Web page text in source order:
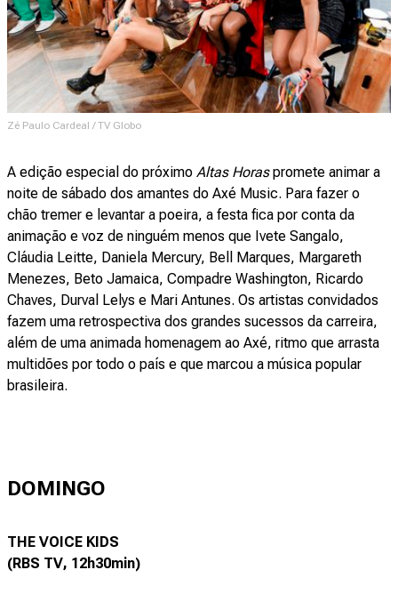
Zé Paulo Cardeal / TV Globo
A edição especial do próximo Altas Horaspromete animar a
noite de sábado dos amantes do Axé Music. Para fazer o
chão tremer e levantar a poeira, a festa fica por conta da
animação e voz de ninguém menos que Ivete Sangalo,
Cláudia Leitte, Daniela Mercury, Bell Marques, Margareth
Menezes, Beto Jamaica, Compadre Washington, Ricardo
Chaves, Durval Lelys e Mari Antunes. Os artistas convidados
fazem uma retrospectiva dos grandes sucessos da carreira,
além de uma animada homenagem ao Axé, ritmo que arrasta
multidões por todo o país e que marcou a música popular
brasileira.
DOMINGO
THE VOICE KIDS
(RBS TV, 12h30min)